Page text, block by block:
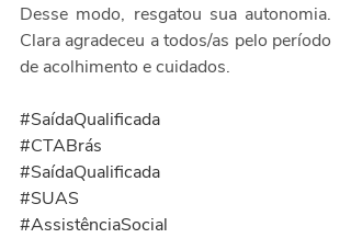
Desse modo, resgatou sua autonomia.
Clara agradeceu a todos/as pelo período
de acolhimento e cuidados.
#SaídaQualificada
#CTABrás
#SaídaQualificada
#SUAS
#AssistênciaSocial